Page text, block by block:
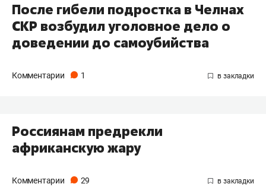
После гибели подростка в Челнах
СКР возбудил уголовное дело о
доведении до самоубийства
Комментарии 1
Россиянам предрекли
африканскую жару
Комментарии 29